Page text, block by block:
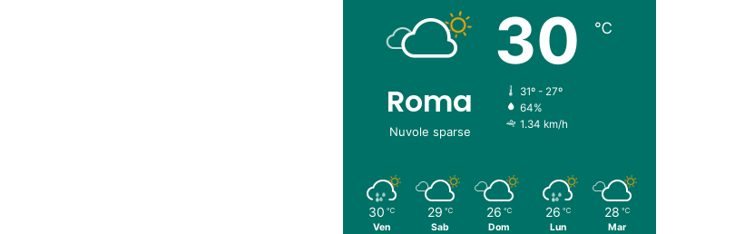
Roma
Nuvole sparse
30 ℃
31º - 27º
64%
1.34 km/h
30 ℃
Ven
29 ℃
Sab
26 ℃
Dom
26 ℃
Lun
28 ℃
Mar